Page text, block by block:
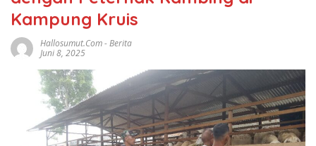
Kampung Kruis
Hallosumut.com-Berita
Juni 8, 2025